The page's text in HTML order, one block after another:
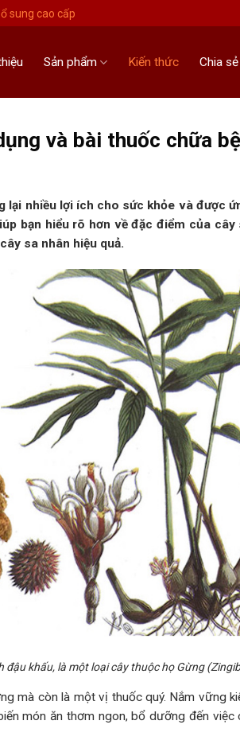
sung cao cấp
Sản phẩm Kiến thức Chia sẻ
và bài thuốc chữa
lại nhiều lợi ích cho sức khỏe và được
bạn hiểu rõ hơn về đặc điểm của
sa nhân hiệu quả.
đậu khấu, là một loại cây thuộc họ Gừng
mà còn là một vị thuốc quý. Nắm vững
món ăn thơm ngon, bổ dưỡng đến